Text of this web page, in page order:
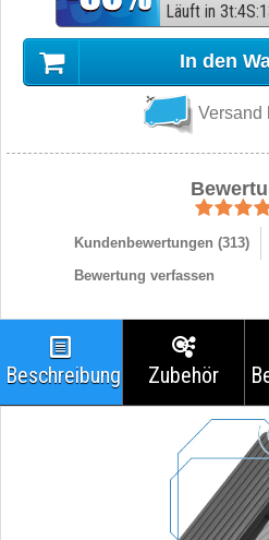
Läuft in 3t:4S:
In den
Versand
Kundenbewertungen (313)
Bewertung verfassen
Beschreibung Zubehör